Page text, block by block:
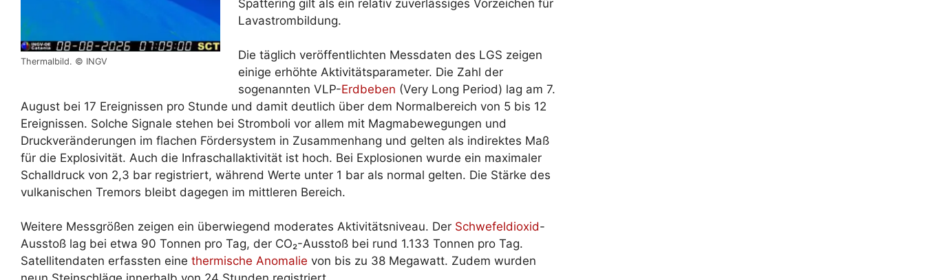
Thermalbild. © INGV
Spattering gilt als ein relativ zuverlässiges Vorzeichen für
Lavastrombildung.
Die täglich veröffentlichten Messdaten des LGS zeigen
einige erhöhte Aktivitätsparameter. Die Zahl der
sogenannten VLP-Erdbeben (Very Long Period) lag am 7.
August bei 17 Ereignissen pro Stunde und damit deutlich über dem Normalbereich von 5 bis 12
Ereignissen. Solche Signale stehen bei Stromboli vor allem mit Magmabewegungen und
Druckveränderungen im flachen Fördersystem in Zusammenhang und gelten als indirektes Maß
für die Explosivität. Auch die Infraschallaktivität ist hoch. Bei Explosionen wurde ein maximaler
Schalldruck von 2,3 bar registriert, während Werte unter 1 bar als normal gelten. Die Stärke des
vulkanischen Tremors bleibt dagegen im mittleren Bereich.
Weitere Messgrößen zeigen ein überwiegend moderates Aktivitätsniveau. Der Schwefeldioxid-
Ausstoß lag bei etwa 90 Tonnen pro Tag, der CO₂-Ausstoß bei rund 1.133 Tonnen pro Tag.
Satellitendaten erfassten eine thermische Anomalie von bis zu 38 Megawatt. Zudem wurden